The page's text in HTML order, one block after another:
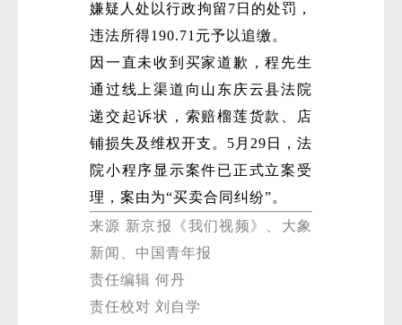
嫌疑人处以行政拘留7日的处罚，
违法所得190.71元予以追缴。
因一直未收到买家道歉，程先生
通过线上渠道向山东庆云县法院
递交起诉状，索赔榴莲货款、店
铺损失及维权开支。5月29日，法
院小程序显示案件已正式立案受
理，案由为“买卖合同纠纷”。
来源 新京报《我们视频》、大象
新闻、中国青年报
责任编辑 何丹
责任校对 刘自学